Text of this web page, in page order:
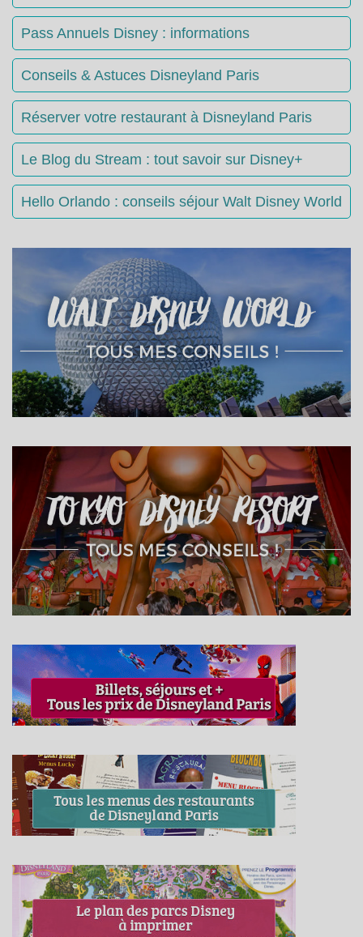
Pass Annuels Disney : informations
Conseils & Astuces Disneyland Paris
Réserver votre restaurant à Disneyland Paris
Le Blog du Stream : tout savoir sur Disney+
Hello Orlando : conseils séjour Walt Disney World